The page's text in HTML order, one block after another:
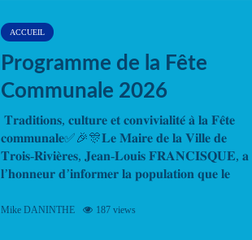
ACCUEIL
Programme de la Fête
Communale 2026
𝐓𝐫𝐚𝐝𝐢𝐭𝐢𝐨𝐧𝐬, 𝐜𝐮𝐥𝐭𝐮𝐫𝐞 𝐞𝐭 𝐜𝐨𝐧𝐯𝐢𝐯𝐢𝐚𝐥𝐢𝐭𝐞́ 𝐚̀ 𝐥𝐚 𝐅𝐞̂𝐭𝐞
𝐜𝐨𝐦𝐦𝐮𝐧𝐚𝐥𝐞✅🎉🎊𝐋𝐞 𝐌𝐚𝐢𝐫𝐞 𝐝𝐞 𝐥𝐚 𝐕𝐢𝐥𝐥𝐞 𝐝𝐞
𝐓𝐫𝐨𝐢𝐬-𝐑𝐢𝐯𝐢𝐞̀𝐫𝐞𝐬, 𝐉𝐞𝐚𝐧-𝐋𝐨𝐮𝐢𝐬 𝐅𝐑𝐀𝐍𝐂𝐈𝐒𝐐𝐔𝐄, 𝐚
𝐥’𝐡𝐨𝐧𝐧𝐞𝐮𝐫 𝐝’𝐢𝐧𝐟𝐨𝐫𝐦𝐞𝐫 𝐥𝐚 𝐩𝐨𝐩𝐮𝐥𝐚𝐭𝐢𝐨𝐧 𝐪𝐮𝐞 𝐥𝐞
Mike DANINTHE 187 views